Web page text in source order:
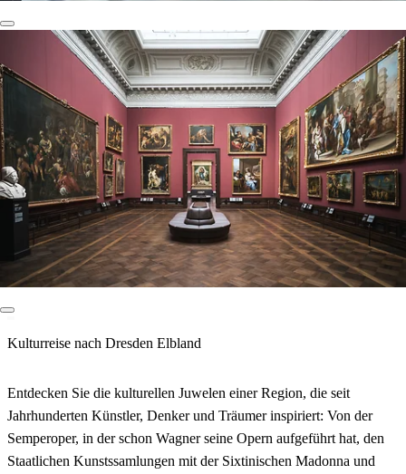
Kulturreise nach Dresden Elbland
Entdecken Sie die kulturellen Juwelen einer Region, die seit
Jahrhunderten Künstler, Denker und Träumer inspiriert: Von der
Semperoper, in der schon Wagner seine Opern aufgeführt hat, den
Staatlichen Kunstssamlungen mit der Sixtinischen Madonna und